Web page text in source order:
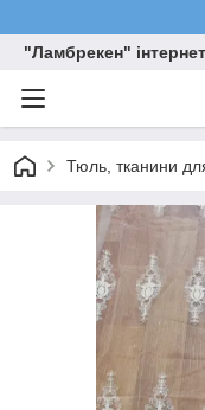
"Ламбрекен"
Тюль, тканини